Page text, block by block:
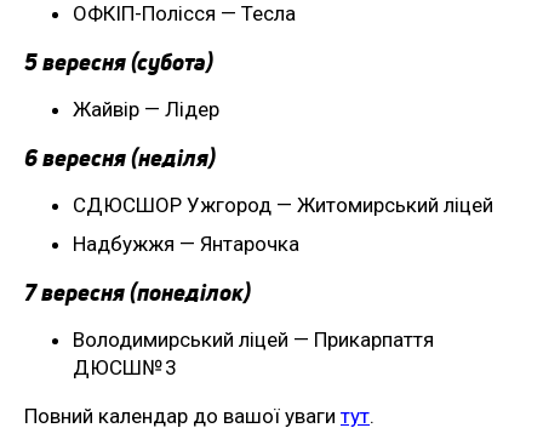
ОФКІП-Полісся — Тесла
5 вересня (субота)
Жайвір — Лідер
6 вересня (неділя)
СДЮСШОР Ужгород — Житомирський ліцей
Надбужжя — Янтарочка
7 вересня (понеділок)
Володимирський ліцей — Прикарпаття
ДЮСШ№ 3
Повний календар до вашої уваги тут.